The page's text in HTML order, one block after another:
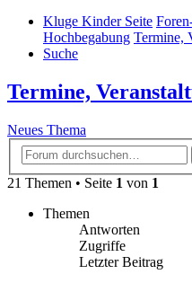
Kluge Kinder Seite
Hochbegabung Termine,
Suche
Termine,
Neues Thema
21 Themen • Seite 1 von 1
Themen
Antworten
Zugriffe
Letzter Beitrag